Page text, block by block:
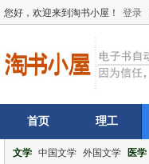
您好，欢迎来到淘书小屋！ 登录
首页 理工
文学 中国文学 外国文学 医学